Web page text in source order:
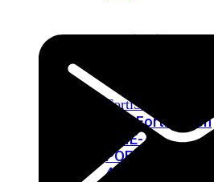
FortiSwitch
FortiSwitch
424EFortiSwitch
424E-
POEFortiSwitch
424E-